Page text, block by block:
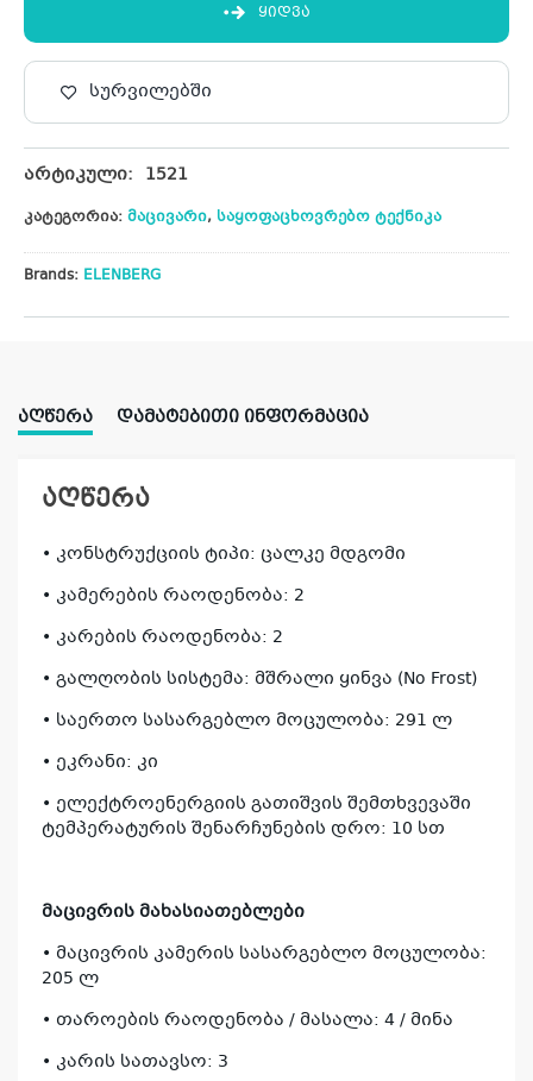
ᲧᲘᲓᲕᲐ
სურვილებში
არტიკული: 1521
კატეგორია: მაცივარი, საყოფაცხოვრებო ტექნიკა
Brands: ELENBERG
ᲐᲦᲬᲔᲠᲐ ᲓᲐᲛᲐᲢᲔᲑᲘᲗᲘ ᲘᲜᲤᲝᲠᲛᲐᲪᲘᲐ
აღწერა
• კონსტრუქციის ტიპი: ცალკე მდგომი
• კამერების რაოდენობა: 2
• კარების რაოდენობა: 2
• გალღობის სისტემა: მშრალი ყინვა (No Frost)
• საერთო სასარგებლო მოცულობა: 291 ლ
• ეკრანი: კი
• ელექტროენერგიის გათიშვის შემთხვევაში
ტემპერატურის შენარჩუნების დრო: 10 სთ
მაცივრის მახასიათებლები
• მაცივრის კამერის სასარგებლო მოცულობა:
205 ლ
• თაროების რაოდენობა / მასალა: 4 / მინა
• კარის სათავსო: 3